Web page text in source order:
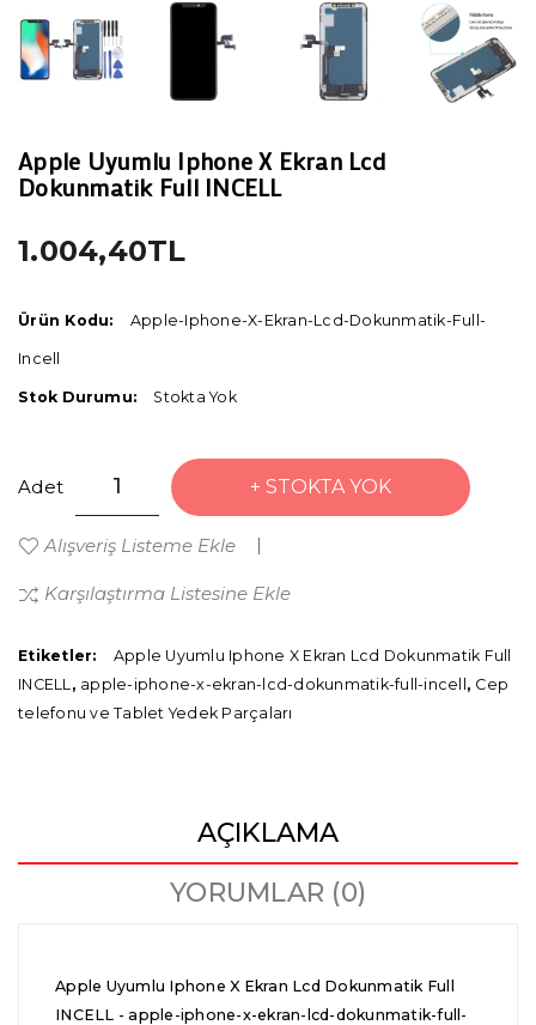
Apple Uyumlu Iphone X Ekran Lcd
Dokunmatik Full INCELL
1.004,40TL
Ürün Kodu: Apple-Iphone-X-Ekran-Lcd-Dokunmatik-Full-
Incell
Stok Durumu: Stokta Yok
Adet STOKTA YOK
Alışveriş Listeme Ekle
Karşılaştırma Listesine Ekle
Etiketler:
Apple Uyumlu Iphone X Ekran Lcd Dokunmatik Full
INCELL , apple-iphone-x-ekran-lcd-dokunmatik-full-incell , Cep
telefonu ve Tablet Yedek Parçaları
AÇIKLAMA
YORUMLAR (0)
Apple Uyumlu Iphone X Ekran Lcd Dokunmatik Full
INCELL - apple-iphone-x-ekran-lcd-dokunmatik-full-